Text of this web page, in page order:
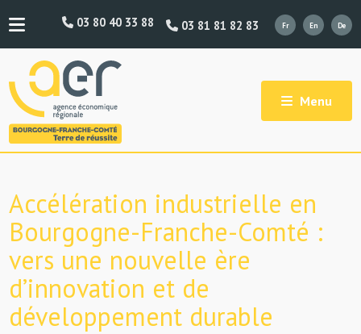
03 81 81 82 83
03 80 40 33 88
Menu
Accélération industrielle en
Bourgogne-Franche-Comté :
vers une nouvelle ère
d’innovation et de
développement durable